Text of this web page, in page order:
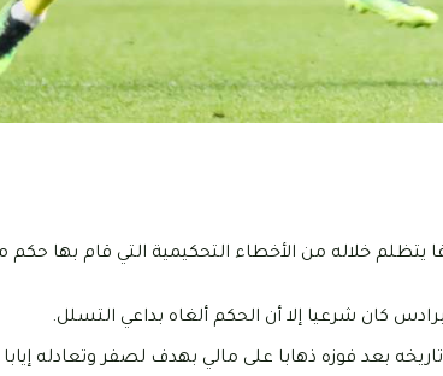
يتظلم خلاله من الأخطاء التحكيمية التي قام بها حكم
كان شرعيا إلا أن الحكم ألغاه بداعي التسلل.
بعد فوزه ذهابا على مالي بهدف لصفر وتعادله